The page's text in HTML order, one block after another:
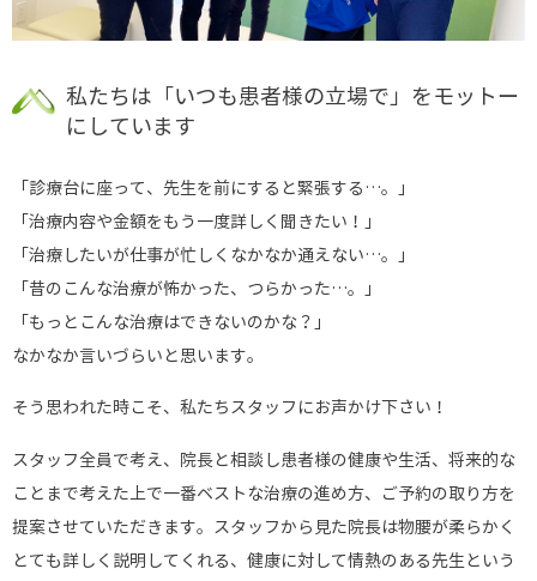
私たちは「いつも患者様の立場で」をモットー
にしています
「診療台に座って、先生を前にすると緊張する…。」
「治療内容や金額をもう一度詳しく聞きたい！」
「治療したいが仕事が忙しくなかなか通えない…。」
「昔のこんな治療が怖かった、つらかった…。」
「もっとこんな治療はできないのかな？」
なかなか言いづらいと思います。
そう思われた時こそ、私たちスタッフにお声かけ下さい！
スタッフ全員で考え、院長と相談し患者様の健康や生活、将来的な
ことまで考えた上で一番ベストな治療の進め方、ご予約の取り方を
提案させていただきます。スタッフから見た院長は物腰が柔らかく
とても詳しく説明してくれる、健康に対して情熱のある先生という